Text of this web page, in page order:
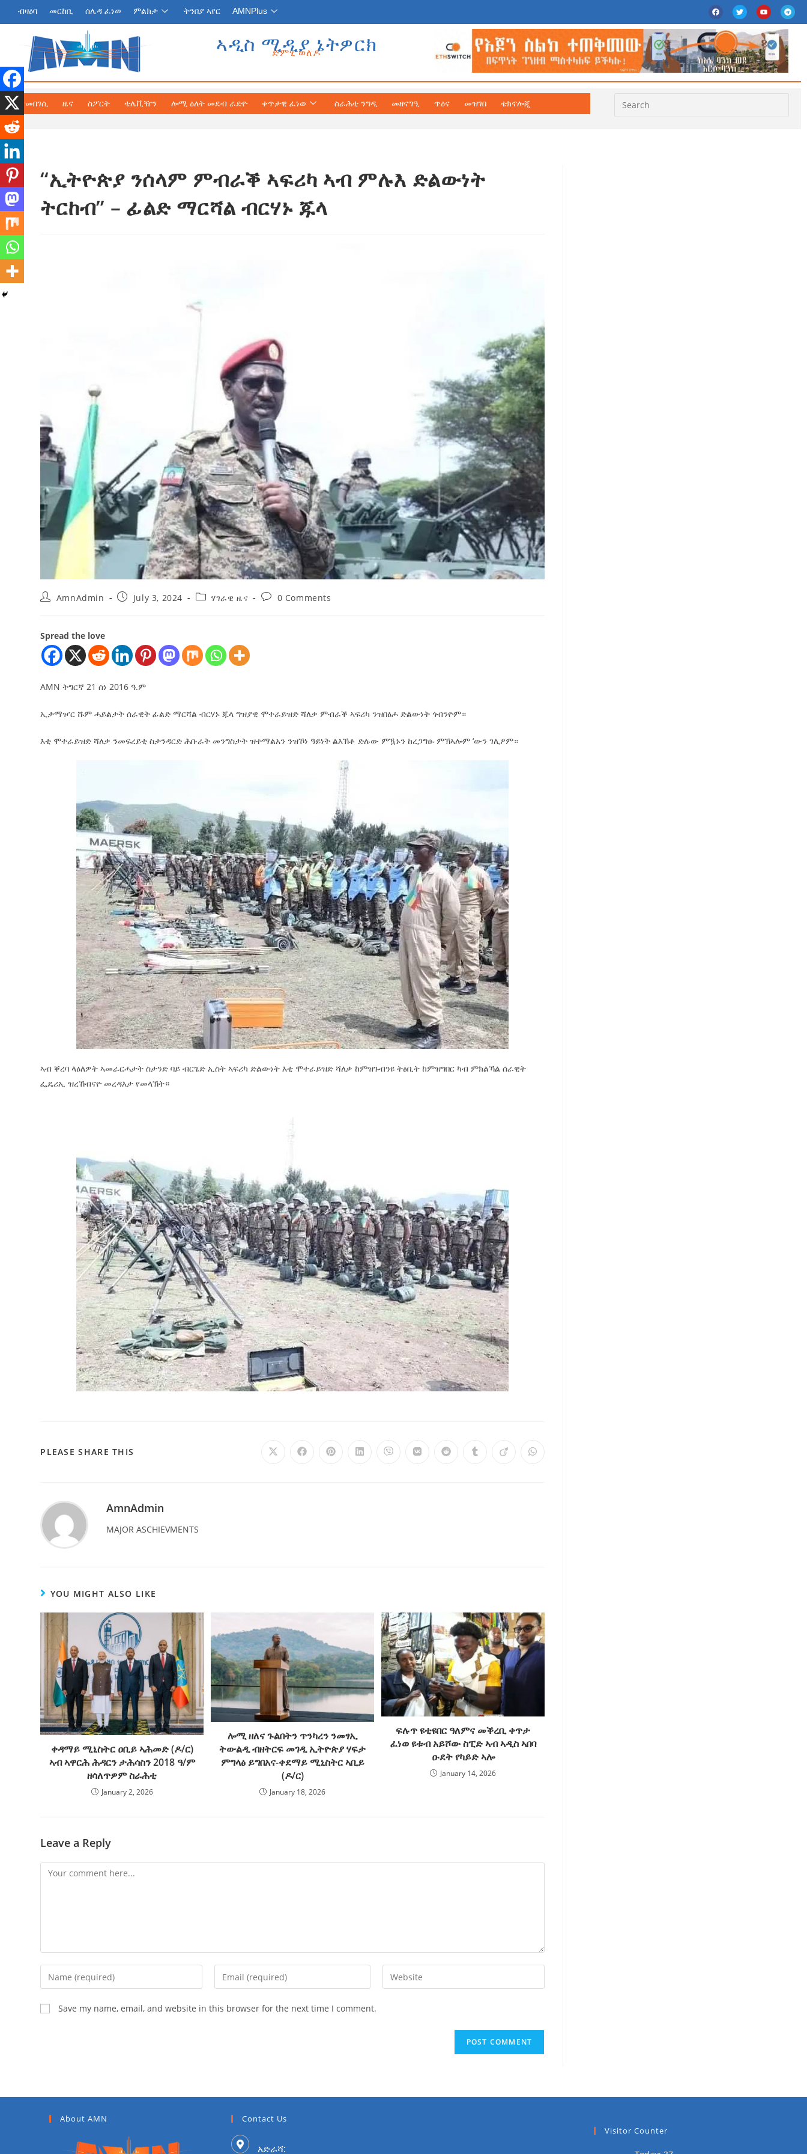
ብዛዕባ መርከቢ ሰሌዳ ፈነወ ምልክታ ትንበያ ኣየር AMNPlus
ኣዲስ ሚዲያ ኔትዎርክ
ድምፂ ወለዶ
መበገሲ ዜና ስፖርት ቴሌቪዥን ሎሚ ዕለት መደብ ራድዮ ቀጥታዊ ፈነወ ስራሕቲ ንግዲ መዘናግዒ ጥዕና መዝገበ ቴክኖሎጂ
“ኢትዮጵያ ንሰላም ምብራቕ ኣፍሪካ ኣብ ምሉእ ድልውነት
ትርከብ” – ፊልድ ማርሻል ብርሃኑ ጁላ
AmnAdmin July 3, 2024 ሃገራዊ ዜና 0 Comments
Spread the love
AMN ትግርኛ 21 ሰነ 2016 ዓ.ም
ኢታማዦር ሹም ሓይልታት ሰራዊት ፊልድ ማርሻል ብርሃኑ ጁላ ግዝያዊ ሞተራይዝድ ሻለቃ ምብራቕ ኣፍሪካ ንዝበፅሖ ድልውነት ጎብንዮም።
እቲ ሞተራይዝድ ሻለቃ ንመፍረይቲ ስታንዳርድ ሕቡራት መንግስታት ዝተማልአን ንዝኾነ ዓይነት ልእኽቶ ድሉው ምዃኑን ከረጋግፁ ምኽኣሎም ‘ውን ገሊፆም።
ኣብ ቐረባ ላዕለዎት ኣመራርሓታት ስታንድ ባይ ብርጌድ ኢስት ኣፍሪካ ድልውነት እቲ ሞተራይዝድ ሻለቃ ከምዝጉብንዩ ትፅቢት ከምዝግበር ካብ ምክልኻል ሰራዊት
ፌዴሪኢ ዝረኸብናዮ መረዳእታ የመላኽት።
PLEASE SHARE THIS
AmnAdmin
MAJOR ASCHIEVMENTS
YOU MIGHT ALSO LIKE
ቀዳማይ ሚኒስትር ዐቢይ ኣሕመድ (ዶ/ር)
ኣብ ኣዋርሕ ሕዳርን ታሕሳስን 2018 ዓ/ም
ዘሳለጥዎም ስራሕቲ
January 2, 2026
ሎሚ ዘለና ጉልበትን ጥንካረን ንመፃኢ
ትውልዲ ብዘትርፍ መገዲ ኢትዮጵያ ሃፍታ
ምግላፅ ይግበአና-ቀደማይ ሚኒስትር ኣቢይ
(ዶ/ር)
January 18, 2026
ፍሉጥ ዩቲዩበር ዓለምና መቕረቢ ቀጥታ
ፈነወ ዩቱብ አይሾው ስፒድ ኣብ ኣዲስ ኣበባ
ዑደት የካይድ ኣሎ
January 14, 2026
Leave a Reply
Save my name, email, and website in this browser for the next time I comment.
About AMN Contact Us
አድራሻ:
Visitor Counter